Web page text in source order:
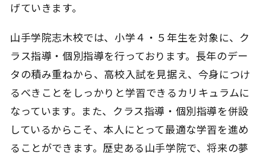
げていきます。
山手学院志木校では、小学４・５年生を対象に、ク
ラス指導・個別指導を行っております。長年のデー
タの積み重ねから、高校入試を見据え、今身につけ
るべきことをしっかりと学習できるカリキュラムに
なっています。また、クラス指導・個別指導を併設
しているからこそ、本人にとって最適な学習を進め
ることができます。歴史ある山手学院で、将来の夢